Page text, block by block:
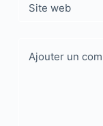
Site web
Ajouter un